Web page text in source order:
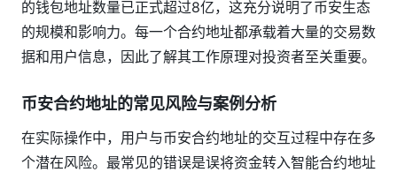
的钱包地址数量已正式超过8亿，这充分说明了币安生态
的规模和影响力。每一个合约地址都承载着大量的交易数
据和用户信息，因此了解其工作原理对投资者至关重要。
币安合约地址的常见风险与案例分析
在实际操作中，用户与币安合约地址的交互过程中存在多
个潜在风险。最常见的错误是误将资金转入智能合约地址